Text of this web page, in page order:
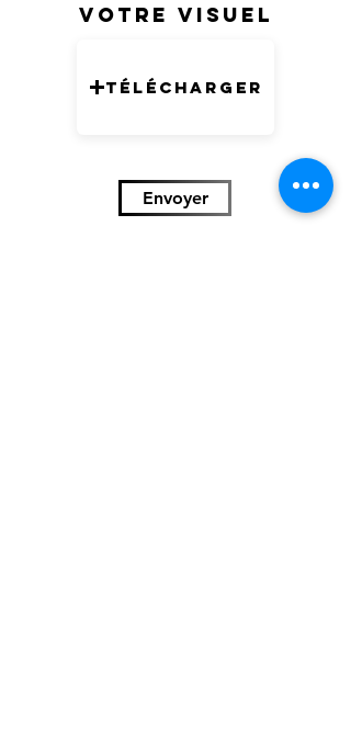
organisme et l'article sur lequel vous
Votre visuel
Télécharger
Envoyer